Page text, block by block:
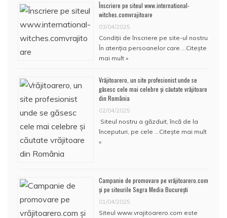
Înscriere pe siteul www.international-
witches.comvrajitoare
03/04/2025
Condiţii de înscriere pe site-ul nostru
În atenţia persoanelor care … Citește
mai mult »
Vrăjitoarero, un site profesionist unde se
găsesc cele mai celebre și căutate vrăjitoare
din România
02/04/2025
Siteul nostru a găzduit, încă de la
începuturi, pe cele … Citește mai mult
»
Campanie de promovare pe vrăjitoarero.com
și pe siteurile Segra Media București
01/04/2025
Siteul www.vrajitoarero.com este